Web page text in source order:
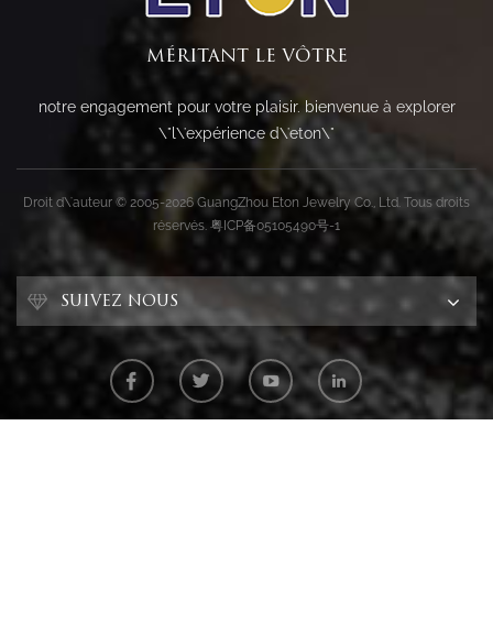
MÉRITANT LE VÔTRE
notre engagement pour votre plaisir. bienvenue à explorer
\"l\'expérience d\'eton\"
Droit d\'auteur © 2005-2026 GuangZhou Eton Jewelry Co., Ltd. Tous droits
réservés. 粤ICP备05105490号-1
SUIVEZ NOUS